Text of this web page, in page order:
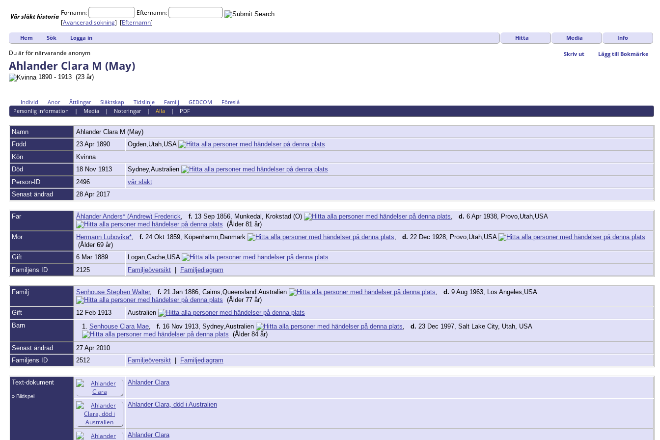
Vårsläkthistoria Förnamn:
Efternamn:
[Avancerad sökning] [Efternamn]
Hem Sök Logga in Hitta Media Info
Skriv ut Lägg till Bokmärke
Du är för närvarande anonym
Ahlander Clara M (May)
1890 - 1913 (23 år)
Individ Anor Ättlingar Släktskap Tidslinje Familj GEDCOM
Föreslå
Personlig information | Media| Noteringar| Alla| PDF
Namn Ahlander Clara M (May)
Född
23 Apr 1890
Ogden,Utah,USA
Kön
Kvinna
Död
18 Nov 1913
Sydney,Australien
Person-ID
2496
vår släkt
Senast ändrad
28 Apr 2017
Far Åhlander Anders* (Andrew) Frederick f. 13 Sep 1856, Munkedal, Krokstad (O) d. 6 Apr 1938, Provo,Utah,USA
(Ålder 81 år)
Mor
Hermann Lubovika* f. 24 Okt 1859, Köpenhamn,Danmark d. 22 Dec 1928, Provo,Utah,USA
(Ålder 69 år)
Gift
6 Mar 1889
Logan,Cache,USA
Familjens ID
2125 Familjeöversikt | Familjediagram
Familj Senhouse Stephen Walter, f. 21 Jan 1886, Cairns,Queensland.Australien d. 9 Aug 1963, Los Angeles,USA
(Ålder 77 år)
Gift
12 Feb 1913
Australien
Barn
1. Senhouse Clara Mae f. 16 Nov 1913, Sydney,Australien d. 23 Dec 1997, Salt Lake City, Utah, USA
(Ålder 84 år)
Senast ändrad
27 Apr 2010
Familjens ID
2512 Familjeöversikt | Familjediagram
Text-dokument
» Bildspel
Ahlander Clara
Ahlander Clara, död i Australien
Ahlander Clara